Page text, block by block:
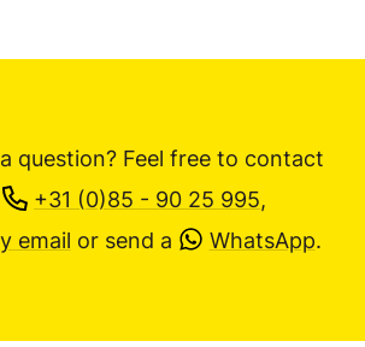
question? Feel free to contact
+31 (0)85 - 90 25 995,
email or send a WhatsApp.